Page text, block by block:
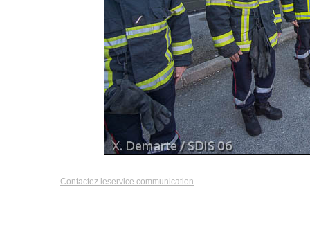
Contactez leservice communication